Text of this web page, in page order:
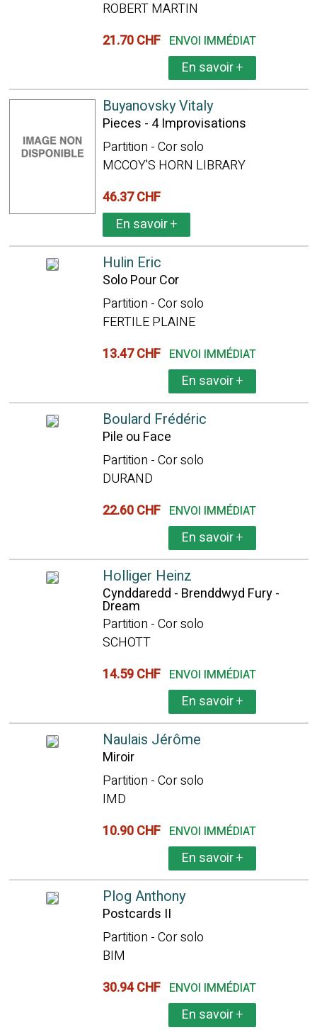
ROBERT MARTIN
21.70 CHF ENVOI IMMÉDIAT
En savoir+
Buyanovsky Vitaly
Pieces - 4 Improvisations
Partition - Cor solo
MCCOY'S HORN LIBRARY
46.37 CHF
En savoir+
Hulin Eric
Solo Pour Cor
Partition - Cor solo
FERTILE PLAINE
13.47 CHF ENVOI IMMÉDIAT
En savoir+
Boulard Frédéric
Pile ou Face
Partition - Cor solo
DURAND
22.60 CHF ENVOI IMMÉDIAT
En savoir+
Holliger Heinz
Cynddaredd - Brenddwyd Fury -
Dream
Partition - Cor solo
SCHOTT
14.59 CHF ENVOI IMMÉDIAT
En savoir+
Naulais Jérôme
Miroir
Partition - Cor solo
IMD
10.90 CHF ENVOI IMMÉDIAT
En savoir+
Plog Anthony
Postcards II
Partition - Cor solo
BIM
30.94 CHF ENVOI IMMÉDIAT
En savoir+